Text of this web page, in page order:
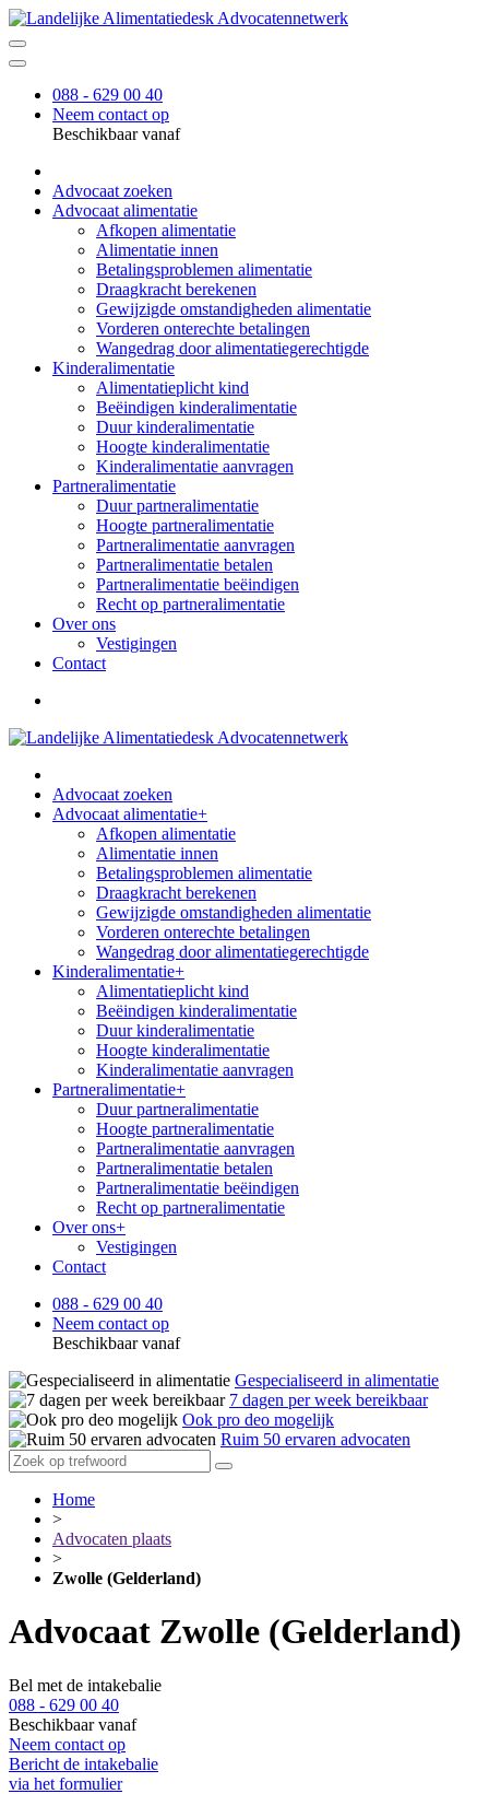
088 - 629 00 40
Neem contact op
Beschikbaar vanaf
Advocaat zoeken
Advocaat alimentatie
Afkopen alimentatie
Alimentatie innen
Betalingsproblemen alimentatie
Draagkracht berekenen
Gewijzigde omstandigheden alimentatie
Vorderen onterechte betalingen
Wangedrag door alimentatiegerechtigde
Kinderalimentatie
Alimentatieplicht kind
Beëindigen kinderalimentatie
Duur kinderalimentatie
Hoogte kinderalimentatie
Kinderalimentatie aanvragen
Partneralimentatie
Duur partneralimentatie
Hoogte partneralimentatie
Partneralimentatie aanvragen
Partneralimentatie betalen
Partneralimentatie beëindigen
Recht op partneralimentatie
Over ons
Vestigingen
Contact
Advocaat zoeken
Advocaat alimentatie+
Afkopen alimentatie
Alimentatie innen
Betalingsproblemen alimentatie
Draagkracht berekenen
Gewijzigde omstandigheden alimentatie
Vorderen onterechte betalingen
Wangedrag door alimentatiegerechtigde
Kinderalimentatie+
Alimentatieplicht kind
Beëindigen kinderalimentatie
Duur kinderalimentatie
Hoogte kinderalimentatie
Kinderalimentatie aanvragen
Partneralimentatie+
Duur partneralimentatie
Hoogte partneralimentatie
Partneralimentatie aanvragen
Partneralimentatie betalen
Partneralimentatie beëindigen
Recht op partneralimentatie
Over ons+
Vestigingen
Contact
088 - 629 00 40
Neem contact op
Beschikbaar vanaf
Gespecialiseerd in alimentatie
7 dagen per week bereikbaar
Ook pro deo mogelijk
Ruim 50 ervaren advocaten
Home
>
Advocaten plaats
>
Zwolle (Gelderland)
Advocaat Zwolle (Gelderland)
Bel met de intakebalie
088 - 629 00 40
Beschikbaar vanaf
Neem contact op
Bericht de intakebalie
via het formulier